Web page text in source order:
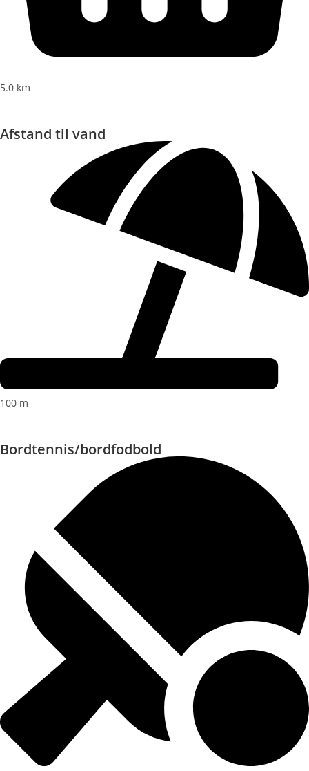
5.0 km
Afstand til vand
100 m
Bordtennis/bordfodbold